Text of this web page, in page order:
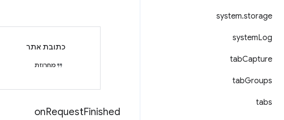
system.storage
systemLog
tabCapture
tabGroups
tabs
כתובת אתר
מחרוזת
onRequestFinished